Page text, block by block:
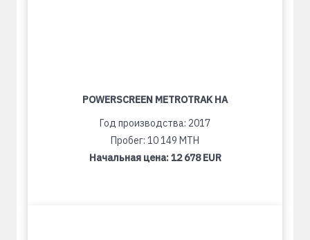
POWERSCREEN METROTRAK HA
Год производства: 2017
Пробег: 10 149 MTH
Начальная цена:12 678 EUR